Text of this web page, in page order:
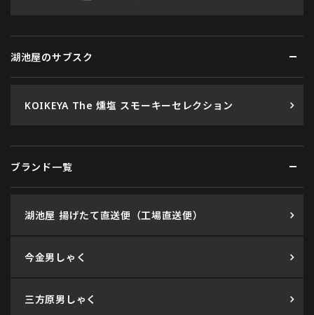
湖池屋のサブスク
KOIKEYA The 燻塩 スモーキーセレクション
ブランド一覧
湖池屋 揚げたて直送便（工場直送便）
今金男しゃく
三方原男しゃく